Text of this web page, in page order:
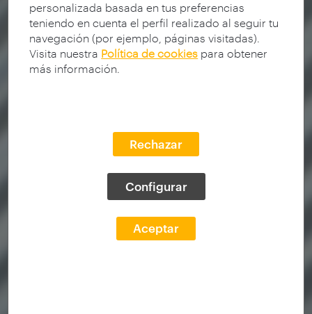
personalizada basada en tus preferencias
teniendo en cuenta el perfil realizado al seguir tu
navegación (por ejemplo, páginas visitadas).
Visita nuestra Política de cookies para obtener
más información.
Rechazar
Configurar
Aceptar